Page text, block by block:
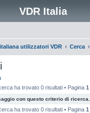
VDR Italia
utilizzatori VDR Cerca
ha trovato 0 risultati • Pagina 1
con questo criterio di ricerca.
ha trovato 0 risultati • Pagina 1